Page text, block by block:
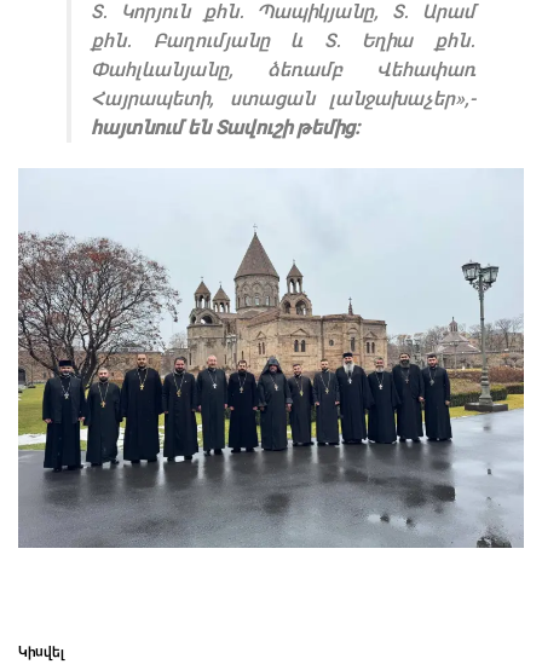
Տ․ Կորյուն քհն․ Պապիկյանը, Տ․ Արամ
քհն․ Բաղումյանը և Տ․ Եղիա քհն․
Փահլևանյանը, ձեռամբ Վեհափառ
Հայրապետի, ստացան լանջախաչեր»,-
հայտնում են Տավուշի թեմից։
Կիսվել